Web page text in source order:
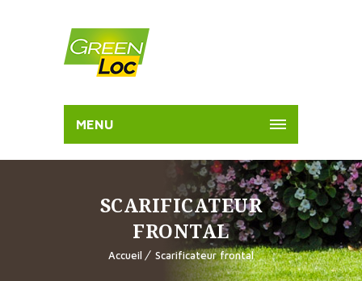
MENU
SCARIFICATEUR
FRONTAL
Accueil Scarificateur frontal